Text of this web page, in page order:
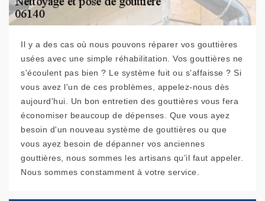
Il y a des cas où nous pouvons réparer vos gouttières
usées avec une simple réhabilitation. Vos gouttières ne
s'écoulent pas bien ? Le système fuit ou s'affaisse ? Si
vous avez l'un de ces problèmes, appelez-nous dès
aujourd'hui. Un bon entretien des gouttières vous fera
économiser beaucoup de dépenses. Que vous ayez
besoin d'un nouveau système de gouttières ou que
vous ayez besoin de dépanner vos anciennes
gouttières, nous sommes les artisans qu’il faut appeler.
Nous sommes constamment à votre service.